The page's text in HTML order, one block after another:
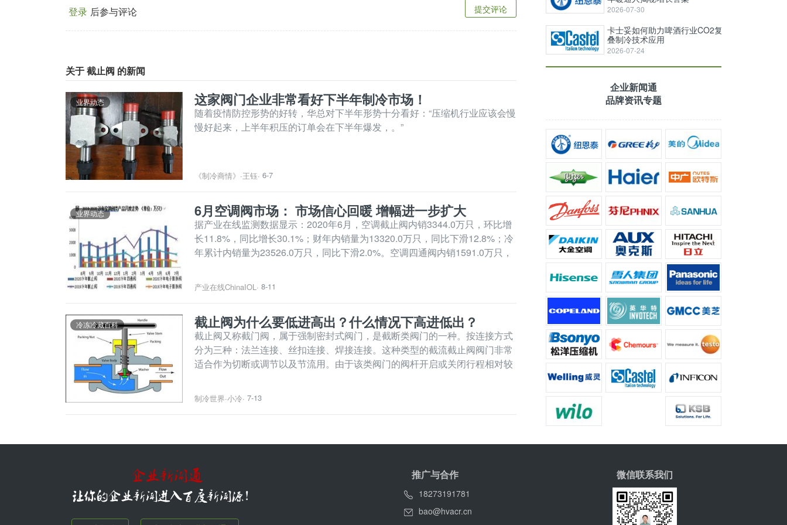
提交评论
登录 后参与评论
关于 截止阀 的新闻
业界动态 这家阀门企业非常看好下半年制冷市场！
随着疫情防控形势的好转，华总对下半年形势十分看好：“压缩机行业应该会慢
慢好起来，上半年积压的订单会在下半年爆发，。”
《制冷商情》 ·王钰· 6-7
业界动态 6月空调阀市场： 市场信心回暖 增幅进一步扩大
据产业在线监测数据显示：2020年6月，空调截止阀内销3344.0万只，环比增
长11.8%，同比增长30.1%；财年内销量为13320.0万只，同比下滑12.8%；冷
年累计内销量为23526.0万只，同比下滑2.0%。空调四通阀内销1591.0万只，
2%；冷年累计内销量为10675.0万只，同
产业在线ChinaIOL· 8-11
冷冻冷藏百科 截止阀为什么要低进高出？什么情况下高进低出？
截止阀又称截门阀，属于强制密封式阀门，是截断类阀门的一种。按连接方式
分为三种：法兰连接、丝扣连接、焊接连接。这种类型的截流截止阀阀门非常
适合作为切断或调节以及节流用。由于该类阀门的阀杆开启或关闭行程相对较
比例关系，非常适合于对流量的
制冷世界·小冷· 7-13
2026-07-30
卡士妥如何助力啤酒行业CO2复
叠制冷技术应用
2026-07-24
企业新闻通
品牌资讯专题
推广与合作
18273191781
bao@hvacr.cn
微信联系我们